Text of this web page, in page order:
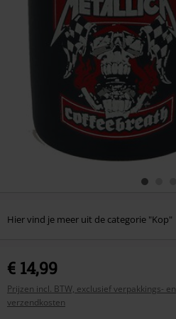
Hier vind je meer uit de categorie "Kop"
€ 14,99
Prijzen incl. BTW, exclusief verpakkings- en
verzendkosten